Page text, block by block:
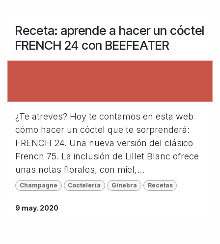
Receta: aprende a hacer un cóctel
FRENCH 24 con BEEFEATER
¿Te atreves? Hoy te contamos en esta web
cómo hacer un cóctel que te sorprenderá:
FRENCH 24. Una nueva versión del clásico
French 75. La inclusión de Lillet Blanc ofrece
unas notas florales, con miel,...
Champagne Coctelería Ginebra Recetas
9 may. 2020